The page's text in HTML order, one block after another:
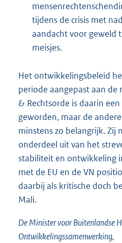
tijdens de crisis met
aandacht voor geweld
meisjes.
Het ontwikkelingsbeleid
periode aangepast aan de
& Rechtsorde is daarin
geworden, maar de
minstens zo belangrijk. Zij
onderdeel uit van het
stabiliteit en ontwikkeling
met de EU en de VN
daarbij als kritische doch
Mali.
De Minister voor Buitenlandse
Ontwikkelingssamenwerking,